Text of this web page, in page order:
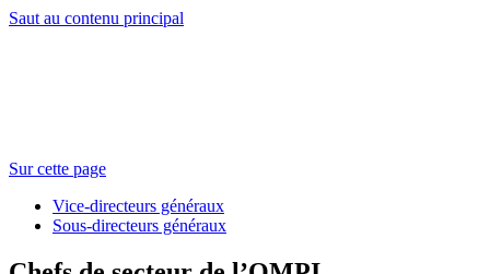
Saut au contenu principal
Sur cette page
Vice-directeurs généraux
Sous-directeurs généraux